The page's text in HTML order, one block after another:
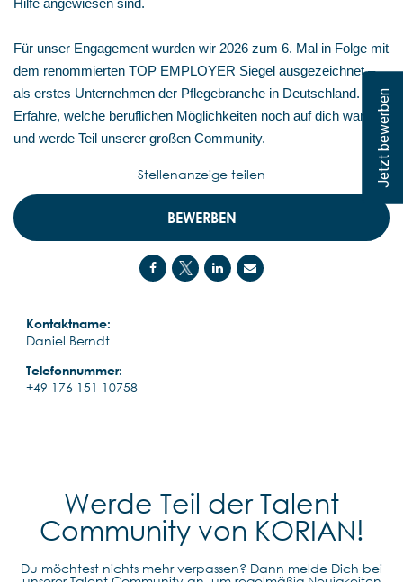
Jetzt bewerben
Hilfe angewiesen sind.
Für unser Engagement wurden wir 2026 zum 6. Mal in Folge mit
dem renommierten TOP EMPLOYER Siegel ausgezeichnet –
als erstes Unternehmen der Pflegebranche in Deutschland.
Erfahre, welche beruflichen Möglichkeiten noch auf dich warten,
und werde Teil unserer großen Community.
BEWERBEN
Kontaktname:
Daniel Berndt
Telefonnummer:
+49 176 151 10758
Stellenanzeige teilen
Werde Teil der Talent
Community von KORIAN!
Du möchtest nichts mehr verpassen? Dann melde Dich bei